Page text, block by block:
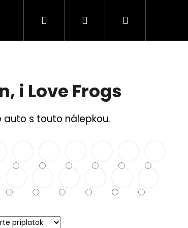
Rodina a bezpečnosť
Hľadať PrihlásenieNákupný
i Love Frogs
auto s touto nálepkou.